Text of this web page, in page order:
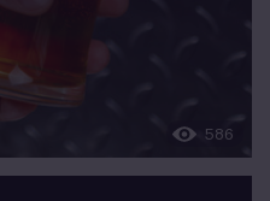
586